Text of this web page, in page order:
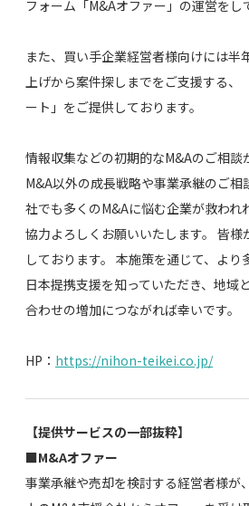
フォーム「M&Aオファー」の運営をし
また、買い手企業経営者様向けには半
上げから案件探しまでをご支援する、
ート」をご提供しております。
情報収集などの初期的なM&Aのご相談
M&A以外の成長戦略や事業承継のご相
社でも多くのM&Aに悩む企業が救われ
協力よろしくお願いいたします。 皆様
しております。 本施策を通じて、よ
日本提携支援を知っていただき、地域
合わせの増加につながれば幸いです。
HP： https://nihon-teikei.co.jp/
【提供サービスの一部抜粋】
■M&Aオファー
事業承継や売却を検討する経営者様が